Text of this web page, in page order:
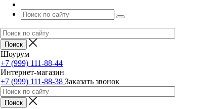
Шоурум
+7 (999) 111-88-44
Интернет-магазин
+7 (999) 111-88-38 Заказать звонок